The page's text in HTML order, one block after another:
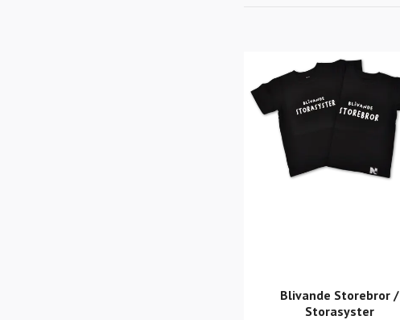
Blivande Storebror /
Storasyster